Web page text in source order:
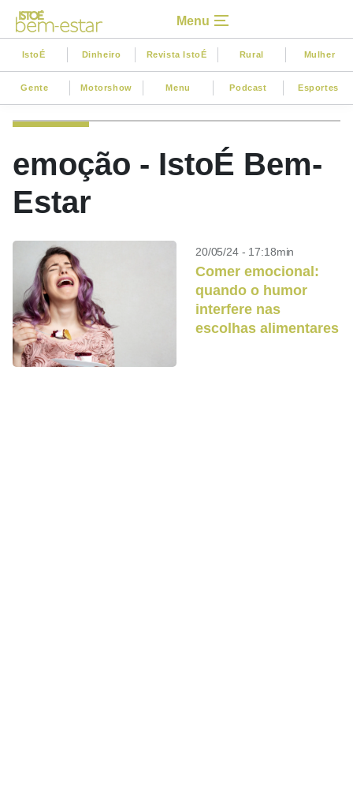
Menu
IstoÉ Dinheiro Revista IstoÉ Rural Mulher
Gente Motorshow Menu Podcast Esportes
emoção - IstoÉ Bem-
Estar
20/05/24 - 17:18min
Comer emocional:
quando o humor
interfere nas
escolhas alimentares